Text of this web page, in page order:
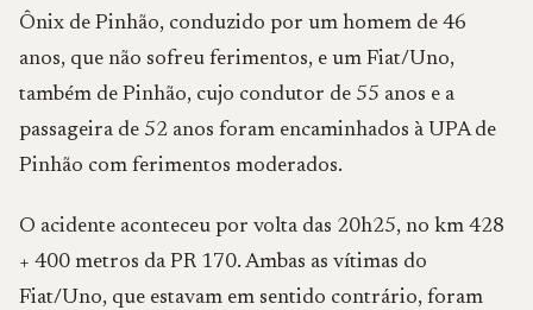
Ônix de Pinhão, conduzido por um homem de 46
anos, que não sofreu ferimentos, e um Fiat/Uno,
também de Pinhão, cujo condutor de 55 anos e a
passageira de 52 anos foram encaminhados à UPA de
Pinhão com ferimentos moderados.
O acidente aconteceu por volta das 20h25, no km 428
+ 400 metros da PR 170. Ambas as vítimas do
Fiat/Uno, que estavam em sentido contrário, foram